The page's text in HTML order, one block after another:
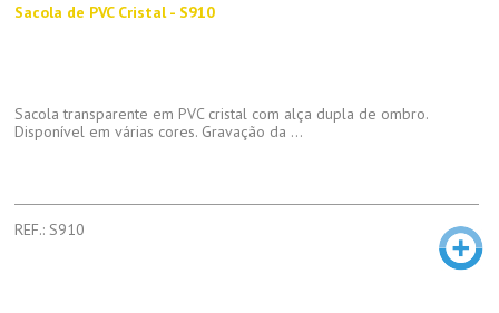
Sacola de PVC Cristal - S910
Sacola transparente em PVC cristal com alça dupla de ombro.
Disponível em várias cores. Gravação da ...
REF.: S910